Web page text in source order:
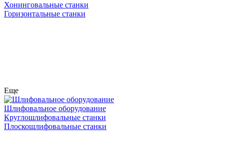
Хонинговальные станки
Горизонтальные станки
Еще
Шлифовальное оборудование
Круглошлифовальные станки
Плоскошлифовальные станки